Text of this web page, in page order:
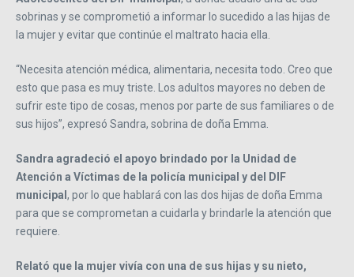
sobrinas y se comprometió a informar lo sucedido a las hijas de
la mujer y evitar que continúe el maltrato hacia ella.
“Necesita atención médica, alimentaria, necesita todo. Creo que
esto que pasa es muy triste. Los adultos mayores no deben de
sufrir este tipo de cosas, menos por parte de sus familiares o de
sus hijos”, expresó Sandra, sobrina de doña Emma.
Sandra agradeció el apoyo brindado por la Unidad de
Atención a Víctimas de la policía municipal y del DIF
municipal , por lo que hablará con las dos hijas de doña Emma
para que se comprometan a cuidarla y brindarle la atención que
requiere.
Relató que la mujer vivía con una de sus hijas y su nieto,